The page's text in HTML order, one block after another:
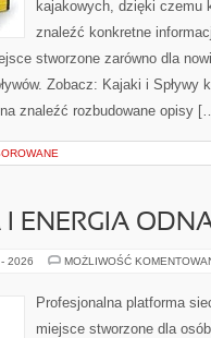
kajakowych, dzięki czemu
znaleźć konkretne
stworzone zarówno dla
Zobacz: Kajaki i Spływy
znaleźć rozbudowane opisy
ENERGIA
2026 MOŻLIWOŚĆ
Profesjonalna platforma
miejsce stworzone dla